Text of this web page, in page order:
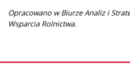
Opracowano w Biurze Analiz i
Wsparcia Rolnictwa.